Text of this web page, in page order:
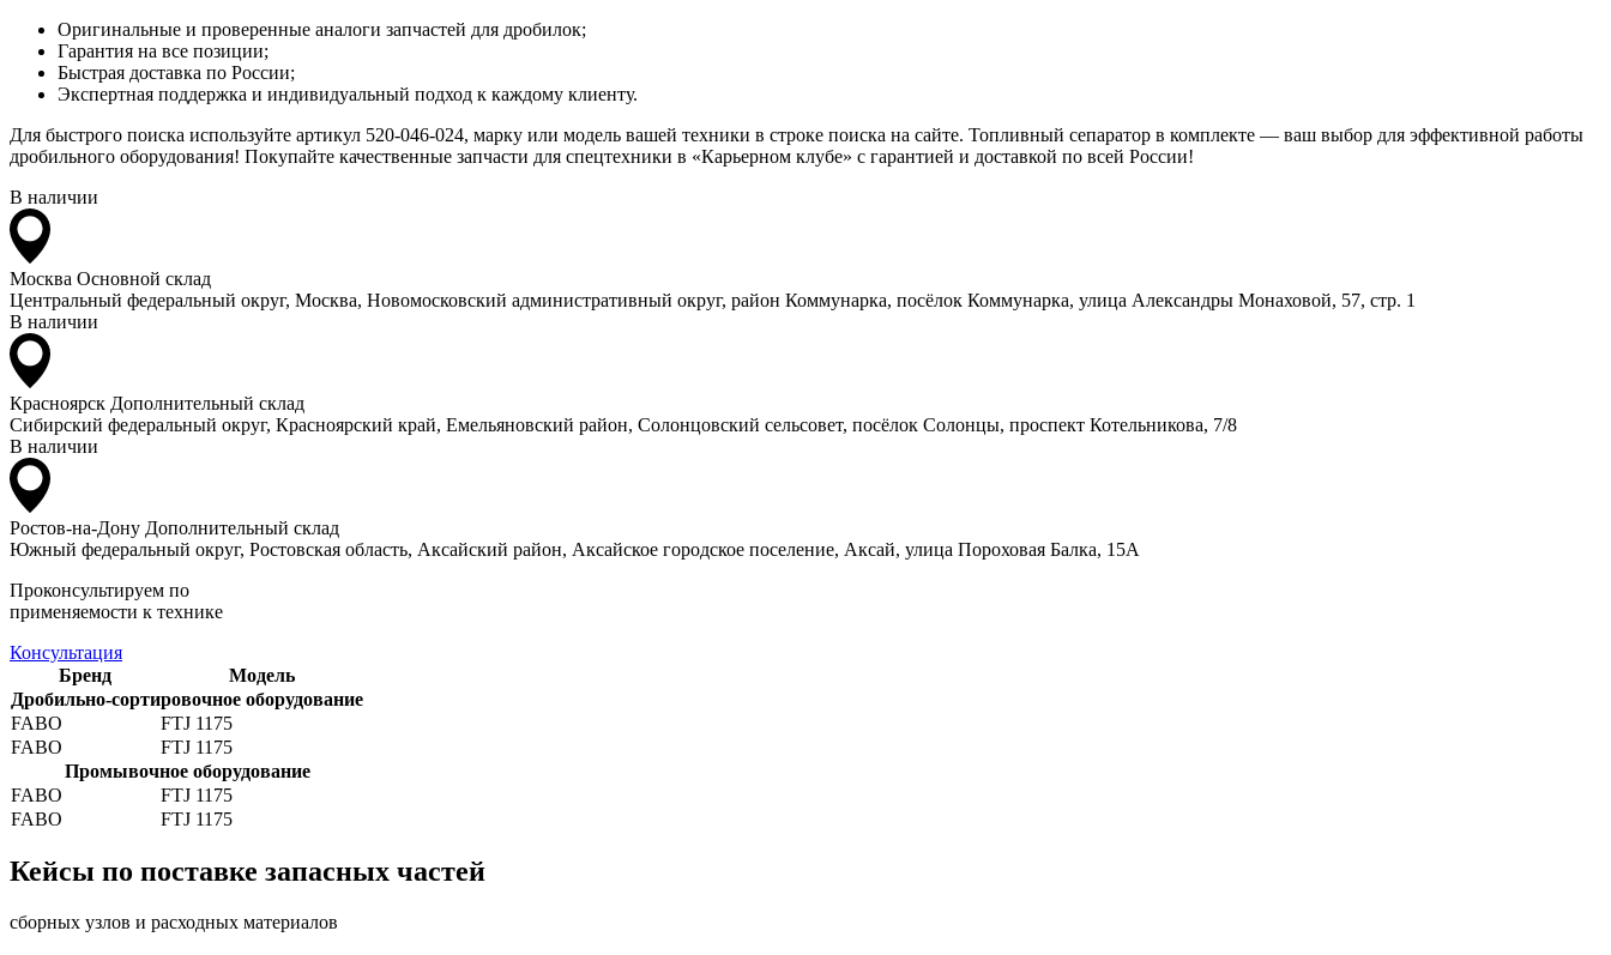
Оригинальные и проверенные аналоги запчастей для дробилок;
Гарантия на все позиции;
Быстрая доставка по России;
Экспертная поддержка и индивидуальный подход к каждому клиенту.
Для быстрого поиска используйте артикул 520-046-024, марку или модель вашей техники в строке поиска на сайте. Топливный сепаратор в комплекте — ваш выбор для эффективной работы
дробильного оборудования! Покупайте качественные запчасти для спецтехники в «Карьерном клубе» с гарантией и доставкой по всей России!
В наличии
Москва Основной склад
Центральный федеральный округ, Москва, Новомосковский административный округ, район Коммунарка, посёлок Коммунарка, улица Александры Монаховой, 57, стр. 1
В наличии
Красноярск Дополнительный склад
Сибирский федеральный округ, Красноярский край, Емельяновский район, Солонцовский сельсовет, посёлок Солонцы, проспект Котельникова, 7/8
В наличии
Ростов-на-Дону Дополнительный склад
Южный федеральный округ, Ростовская область, Аксайский район, Аксайское городское поселение, Аксай, улица Пороховая Балка, 15А
Проконсультируем по
применяемости к технике
Консультация
Бренд
Модель
Дробильно-сортировочное оборудование
FABO
FTJ 1175
FABO
FTJ 1175
Промывочное оборудование
FABO
FTJ 1175
FABO
FTJ 1175
Кейсы по поставке запасных частей
сборных узлов и расходных материалов